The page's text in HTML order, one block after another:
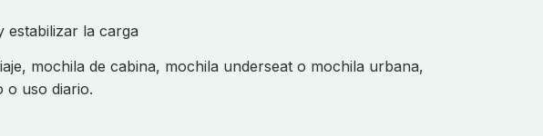
estabilizar la carga
mochila de cabina, mochila underseat o mochila urbana,
o uso diario.